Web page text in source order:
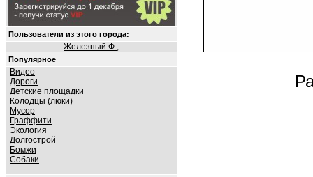
Пользователи из этого города:
Железный Ф.,
Популярное
Видео
Дороги
Детские площадки
Колодцы (люки)
Мусор
Граффити
Экология
Долгострой
Бомжи
Собаки